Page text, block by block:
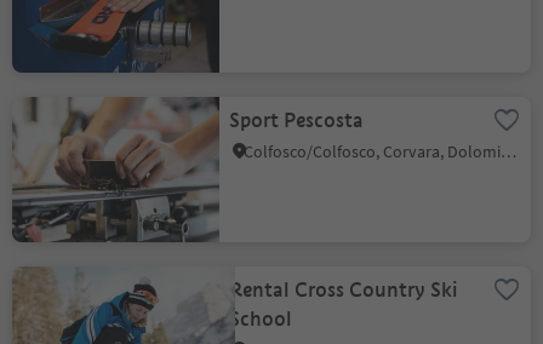
Sport Pescosta
Colfosco/Colfosco, Corvara, Dolomites Region Alta Badia
Rental Cross Country Ski
School